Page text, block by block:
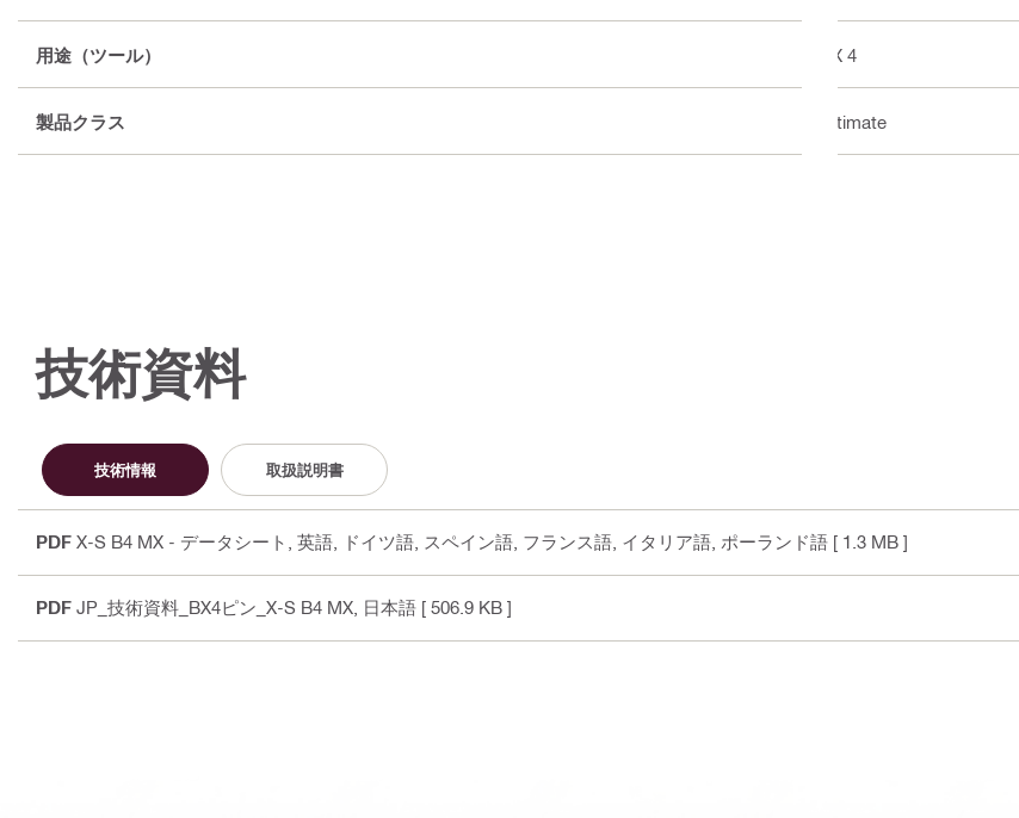
用途（ツール） BX 4
製品クラス Ultimate
技術資料
技術情報 取扱説明書
PDF X-S B4 MX - データシート , 英語, ドイツ語, スペイン語, フランス語, イタリア語, ポーランド語 [ 1.3 MB ]
PDF JP_技術資料_BX4ピン_X-S B4 MX , 日本語 [ 506.9 KB ]